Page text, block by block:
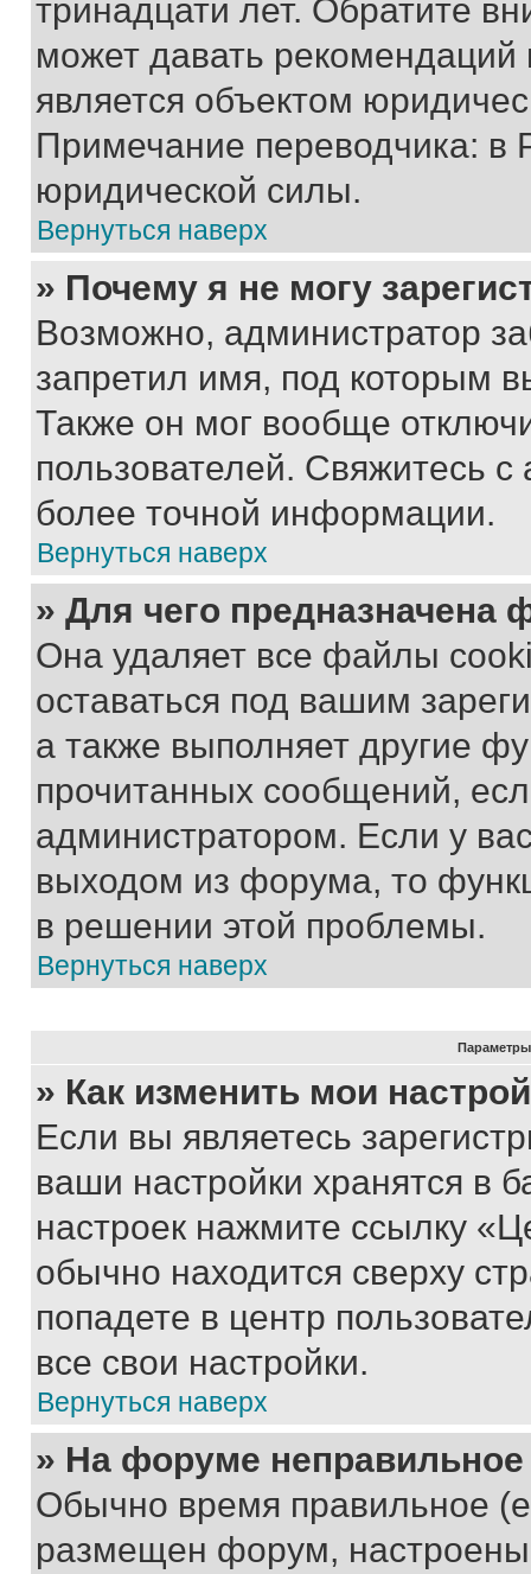
тринадцати лет. Обратите
может давать
является объектом
Примечание переводчика: в
юридической силы.
Вернуться наверх
» Почему я не могу
Возможно, администратор
запретил имя, под которым
Также он мог вообще
пользователей. Свяжитесь
более точной информации.
Вернуться наверх
» Для чего предназначена
Она удаляет все файлы
оставаться под вашим
а также выполняет другие
прочитанных сообщений,
администратором. Если у
выходом из форума, то
в решении этой проблемы.
Вернуться наверх
Параметры
» Как изменить мои
Если вы являетесь
ваши настройки хранятся в
настроек нажмите ссылку
обычно находится сверху
попадете в центр
все свои настройки.
Вернуться наверх
» На форуме
Обычно время правильное
размещен форум, настроены